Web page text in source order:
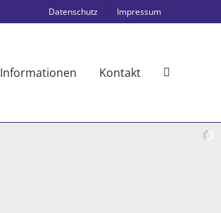
Datenschutz Impressum
Informationen Kontakt